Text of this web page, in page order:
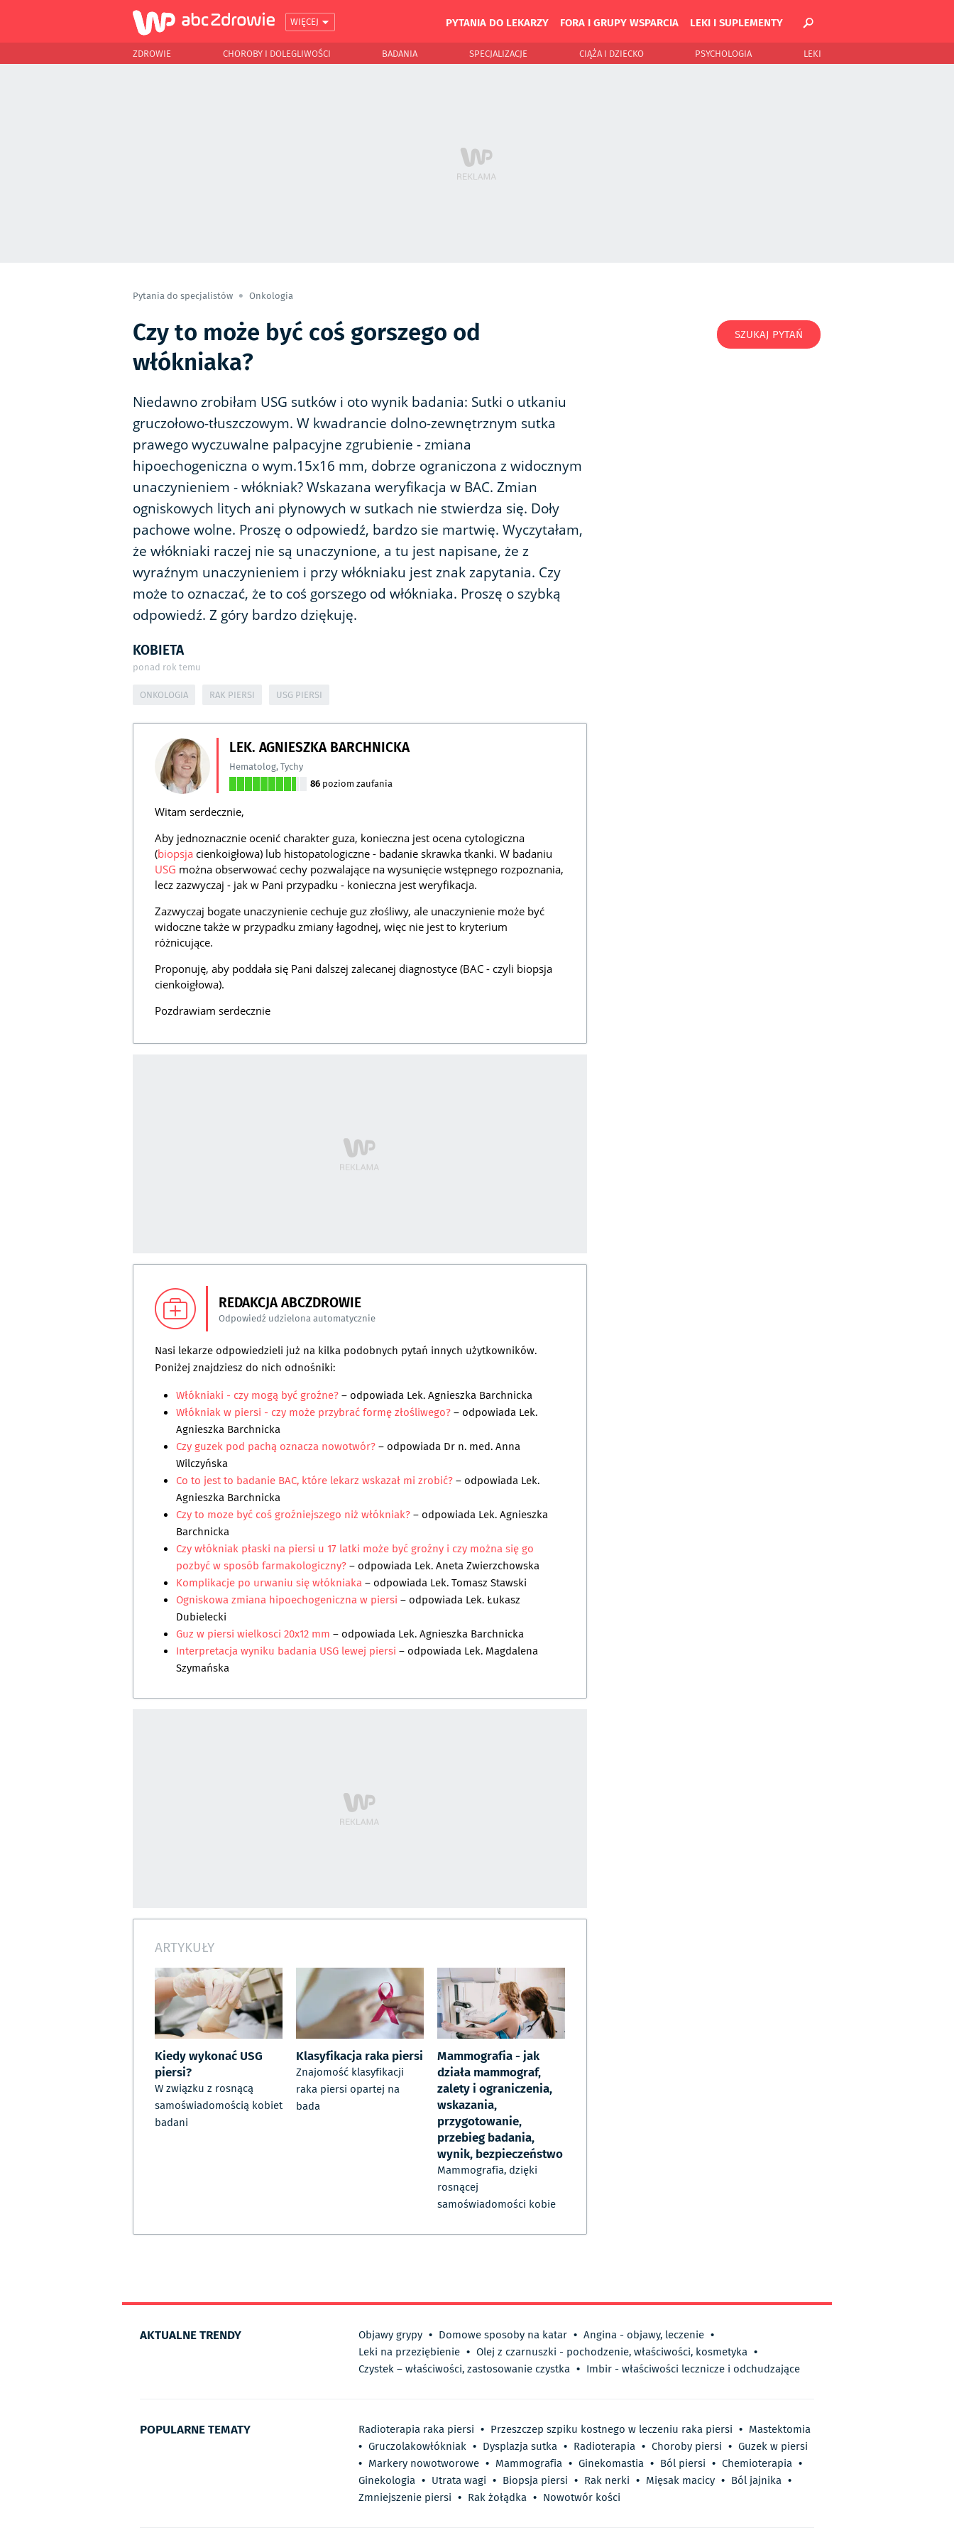
WIĘCEJ PYTANIA DO LEKARZY FORA I GRUPY WSPARCIA LEKI I SUPLEMENTY
ZDROWIE CHOROBY I DOLEGLIWOŚCI BADANIA SPECJALIZACJE CIĄŻA I DZIECKO PSYCHOLOGIA LEKI
Pytania do specjalistów Onkologia
Czy to może być coś gorszego od
włókniaka?
Niedawno zrobiłam USG sutków i oto wynik badania: Sutki o utkaniu
gruczołowo-tłuszczowym. W kwadrancie dolno-zewnętrznym sutka
prawego wyczuwalne palpacyjne zgrubienie - zmiana
hipoechogeniczna o wym.15x16 mm, dobrze ograniczona z widocznym
unaczynieniem - włókniak? Wskazana weryfikacja w BAC. Zmian
ogniskowych litych ani płynowych w sutkach nie stwierdza się. Doły
pachowe wolne. Proszę o odpowiedź, bardzo sie martwię. Wyczytałam,
że włókniaki raczej nie są unaczynione, a tu jest napisane, że z
wyraźnym unaczynieniem i przy włókniaku jest znak zapytania. Czy
może to oznaczać, że to coś gorszego od włókniaka. Proszę o szybką
odpowiedź. Z góry bardzo dziękuję.
KOBIETA
ponad rok temu
ONKOLOGIA RAK PIERSI USG PIERSI
LEK. AGNIESZKA BARCHNICKA
Hematolog,Tychy
86 poziom zaufania
Witam serdecznie,
Aby jednoznacznie ocenić charakter guza, konieczna jest ocena cytologiczna
(biopsja cienkoigłowa) lub histopatologiczne - badanie skrawka tkanki. W badaniu
USG można obserwować cechy pozwalające na wysunięcie wstępnego rozpoznania,
lecz zazwyczaj - jak w Pani przypadku - konieczna jest weryfikacja.
Zazwyczaj bogate unaczynienie cechuje guz złośliwy, ale unaczynienie może być
widoczne także w przypadku zmiany łagodnej, więc nie jest to kryterium
różnicujące.
Proponuję, aby poddała się Pani dalszej zalecanej diagnostyce (BAC - czyli biopsja
cienkoigłowa).
Pozdrawiam serdecznie
REDAKCJA ABCZDROWIE
Odpowiedź udzielona automatycznie
Nasi lekarze odpowiedzieli już na kilka podobnych pytań innych użytkowników.
Poniżej znajdziesz do nich odnośniki:
Włókniaki - czy mogą być groźne?– odpowiada Lek. Agnieszka Barchnicka
Włókniak w piersi - czy może przybrać formę złośliwego?– odpowiada Lek.
Agnieszka Barchnicka
Czy guzek pod pachą oznacza nowotwór?– odpowiada Dr n. med. Anna
Wilczyńska
Co to jest to badanie BAC, które lekarz wskazał mi zrobić?– odpowiada Lek.
Agnieszka Barchnicka
Czy to moze być coś groźniejszego niż włókniak?– odpowiada Lek. Agnieszka
Barchnicka
Czy włókniak płaski na piersi u 17 latki może być groźny i czy można się go
pozbyć w sposób farmakologiczny?– odpowiada Lek. Aneta Zwierzchowska
Komplikacje po urwaniu się włókniaka– odpowiada Lek. Tomasz Stawski
Ogniskowa zmiana hipoechogeniczna w piersi – odpowiada Lek. Łukasz
Dubielecki
Guz w piersi wielkosci 20x12 mm – odpowiada Lek. Agnieszka Barchnicka
Interpretacja wyniku badania USG lewej piersi – odpowiada Lek. Magdalena
Szymańska
ARTYKUŁY
Kiedy wykonać USG
piersi?
W związku z rosnącą
samoświadomością kobiet
badani
Klasyfikacja raka piersi
Znajomość klasyfikacji
raka piersi opartej na
bada
Mammografia - jak
działa mammograf,
zalety i ograniczenia,
wskazania,
przygotowanie,
przebieg badania,
wynik, bezpieczeństwo
Mammografia, dzięki
rosnącej
samoświadomości kobie
SZUKAJ PYTAŃ
AKTUALNE TRENDY Objawy grypy • Domowe sposoby na katar • Angina - objawy, leczenie •
Leki na przeziębienie • Olej z czarnuszki - pochodzenie, właściwości, kosmetyka •
Czystek – właściwości, zastosowanie czystka • Imbir - właściwości lecznicze i odchudzające
POPULARNE TEMATY Radioterapia raka piersi • Przeszczep szpiku kostnego w leczeniu raka piersi • Mastektomia
• Gruczolakowłókniak • Dysplazja sutka • Radioterapia • Choroby piersi • Guzek w piersi
• Markery nowotworowe • Mammografia • Ginekomastia • Ból piersi • Chemioterapia •
Ginekologia • Utrata wagi • Biopsja piersi • Rak nerki • Mięsak macicy • Ból jajnika •
Zmniejszenie piersi • Rak żołądka • Nowotwór kości